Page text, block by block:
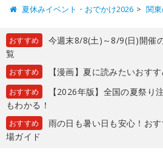
夏休みイベント・おでかけ2026 関
おすすめ
今週末8/8(土)～8/9(日)開催
覧
おすすめ 【漫画】夏に読みたいおす
おすすめ
【2026年版】全国の夏祭り
もわかる！
おすすめ
雨の日も暑い日も安心！お
場ガイド